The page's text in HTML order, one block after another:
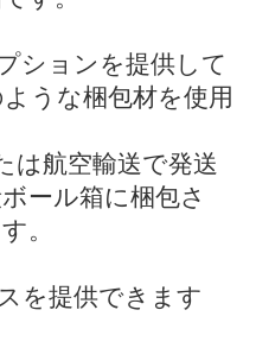
ションを提供して
うな梱包材を使用
は航空輸送で発送
ール箱に梱包さ
。
を提供できます